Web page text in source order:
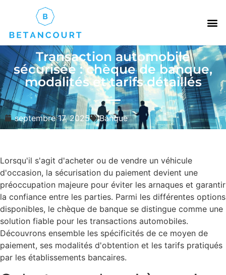
Transaction automobile
sécurisée : chèque de banque,
modalités et tarifs détaillés
septembre 17, 2025 Banque
Lorsqu'il s'agit d'acheter ou de vendre un véhicule
d'occasion, la sécurisation du paiement devient une
préoccupation majeure pour éviter les arnaques et garantir
la confiance entre les parties. Parmi les différentes options
disponibles, le chèque de banque se distingue comme une
solution fiable pour les transactions automobiles.
Découvrons ensemble les spécificités de ce moyen de
paiement, ses modalités d'obtention et les tarifs pratiqués
par les établissements bancaires.